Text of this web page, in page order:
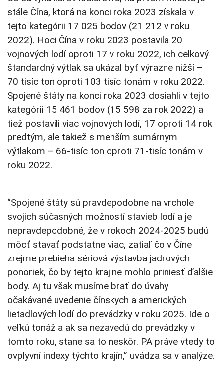
stále Čína, ktorá na konci roka 2023 získala v
tejto kategórii 17 025 bodov (21 212 v roku
2022). Hoci Čína v roku 2023 postavila 20
vojnových lodí oproti 17 v roku 2022, ich celkový
štandardný výtlak sa ukázal byť výrazne nižší –
70 tisíc ton oproti 103 tisíc tonám v roku 2022.
Spojené štáty na konci roka 2023 dosiahli v tejto
kategórii 15 461 bodov (15 598 za rok 2022) a
tiež postavili viac vojnových lodí, 17 oproti 14 rok
predtým, ale takiež s menším sumárnym
výtlakom – 66-tisíc ton oproti 71-tisíc tonám v
roku 2022.
“Spojené štáty sú pravdepodobne na vrchole
svojich súčasných možností stavieb lodí a je
nepravdepodobné, že v rokoch 2024-2025 budú
môcť stavať podstatne viac, zatiaľ čo v Číne
zrejme prebieha sériová výstavba jadrových
ponoriek, čo by tejto krajine mohlo priniesť ďalšie
body. Aj tu však musíme brať do úvahy
očakávané uvedenie čínskych a amerických
lietadlových lodí do prevádzky v roku 2025. Ide o
veľkú tonáž a ak sa nezavedú do prevádzky v
tomto roku, stane sa to neskôr. PA práve vtedy to
ovplyvní indexy týchto krajín,” uvádza sa v analýze.